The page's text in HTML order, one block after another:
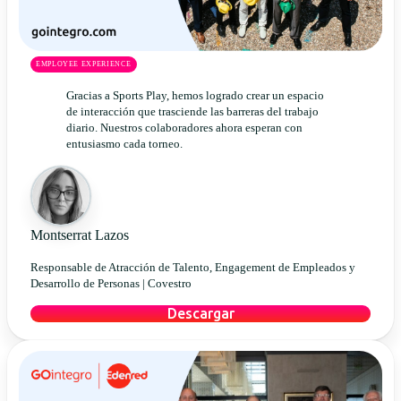
EMPLOYEE EXPERIENCE
Gracias a Sports Play, hemos logrado crear un espacio
de interacción que trasciende las barreras del trabajo
diario. Nuestros colaboradores ahora esperan con
entusiasmo cada torneo.
Montserrat Lazos
Responsable de Atracción de Talento, Engagement de Empleados y
Desarrollo de Personas | Covestro
Descargar